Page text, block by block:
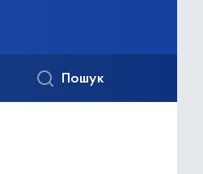
Пошук